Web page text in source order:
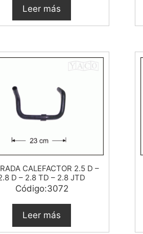
Leer más
CALEFACTOR 2.5 D –
D – 2.8 TD – 2.8 JTD
Código:3072
Leer más